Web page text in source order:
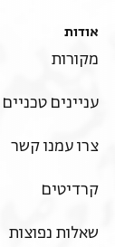
אודות
מקורות
עניינים טכניים
צרו עמנו קשר
קרדיטים
שאלות נפוצות